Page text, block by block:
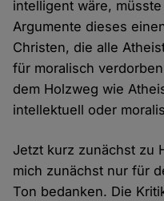
intelligent wäre,
Argumente dieses
Christen, die alle
für moralisch
dem Holzweg wie
intellektuell oder
Jetzt kurz zunächst zu
mich zunächst nur für
Ton bedanken. Die